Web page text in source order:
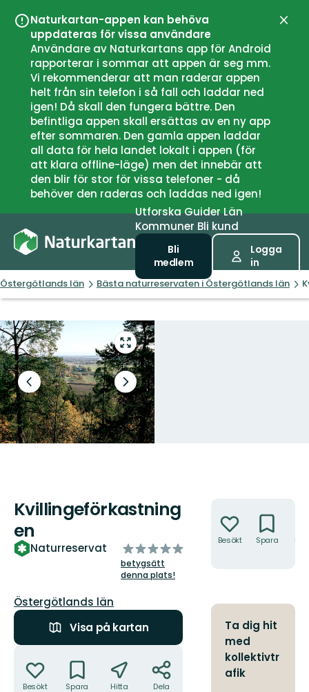
Naturkartan-appen kan behöva
uppdateras för vissa användare
Användare av Naturkartans app för Android
rapporterar i sommar att appen är seg mm.
Vi rekommenderar att man raderar appen
helt från sin telefon i så fall och laddar ned
igen! Då skall den fungera bättre. Den
befintliga appen skall ersättas av en ny app
efter sommaren. Den gamla appen laddar
all data för hela landet lokalt i appen (för
att klara offline-läge) men det innebär att
den blir för stor för vissa telefoner - då
behöver den raderas och laddas ned igen!
UtforskaGuiderLän
Kommuner Bli kund
Bli
medlem
Logga
in
Östergötlands län Bästa naturreservaten i Östergötlands län
Gå
till
helskärmsläge
Föregående
bild
Nästa
bildspel
Kvillingeförkastning
en
Naturreservat
av
5
stjärnor
betygsätt
denna plats!
Län:
Östergötlands län
Visa på kartan
Besökt Spara
Hitta
Dela
Besökt Spara
Ta dig hit
med
kollektivtr
afik